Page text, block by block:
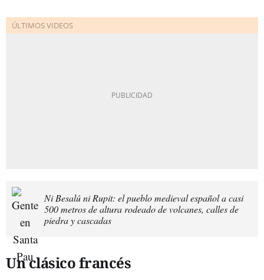
Ni Besalú ni Rupit: el pueblo medieval español a casi
500 metros de altura rodeado de volcanes, calles de
piedra y cascadas
Un clásico francés